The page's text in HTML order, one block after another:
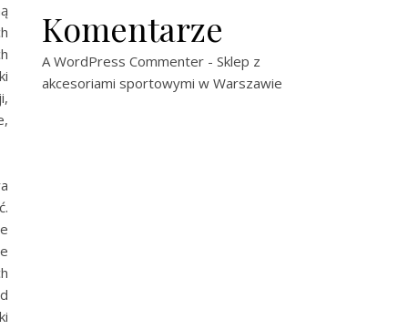
Komentarze
A WordPress Commenter - Sklep z
akcesoriami sportowymi w Warszawie